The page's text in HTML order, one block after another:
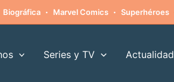
Biográfica · Marvel Comics · Superhéroes
Series y TV Actualidad